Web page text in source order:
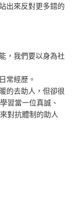
出來反對更多錯的
，我們要以身為社
常經歷。
的去助人，但卻很
習當一位真誠、
對抗體制的助人